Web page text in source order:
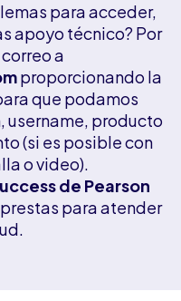
para acceder,
apoyo técnico? Por
a
proporcionando la
que podamos
username, producto
(si es posible con
o video).
de Pearson
para atender